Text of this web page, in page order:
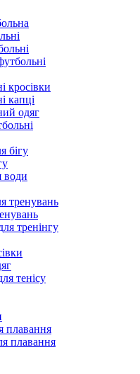
кросівки
капці
одяг
бігу
води
тренувань
тренінгу
тенісу
плавання
плавання